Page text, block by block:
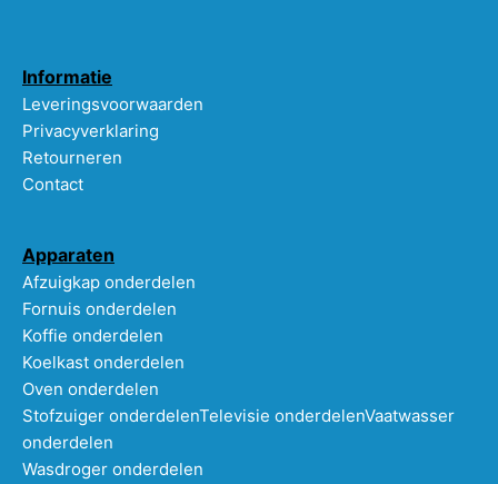
Informatie
Leveringsvoorwaarden
Privacyverklaring
Retourneren
Contact
Apparaten
Afzuigkap onderdelen
Fornuis onderdelen
Koffie onderdelen
Koelkast onderdelen
Oven onderdelen
Stofzuiger onderdelenTelevisie onderdelenVaatwasser
onderdelen
Wasdroger onderdelen